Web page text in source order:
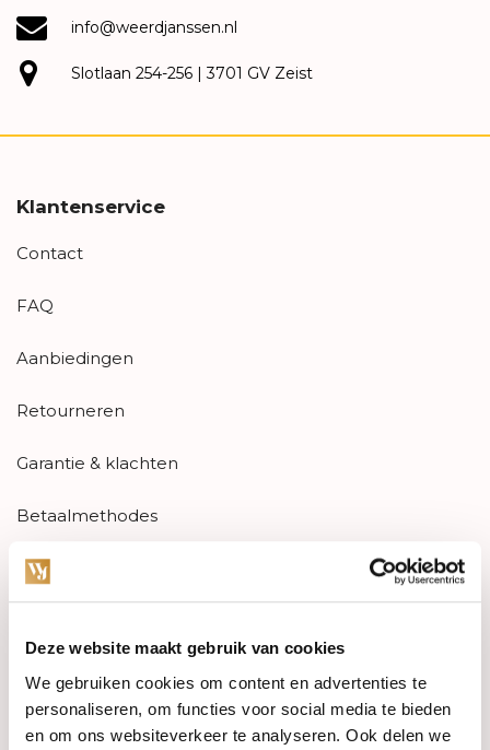
Deze website maakt gebruik van cookies
We gebruiken cookies om content en advertenties te
personaliseren, om functies voor social media te bieden
en om ons websiteverkeer te analyseren. Ook delen we
info@weerdjanssen.nl
Slotlaan 254-256 | 3701 GV Zeist
Klantenservice
Contact
FAQ
Aanbiedingen
Retourneren
Garantie & klachten
Betaalmethodes
Sitemap
Categorieën
Horloges
Juwelen